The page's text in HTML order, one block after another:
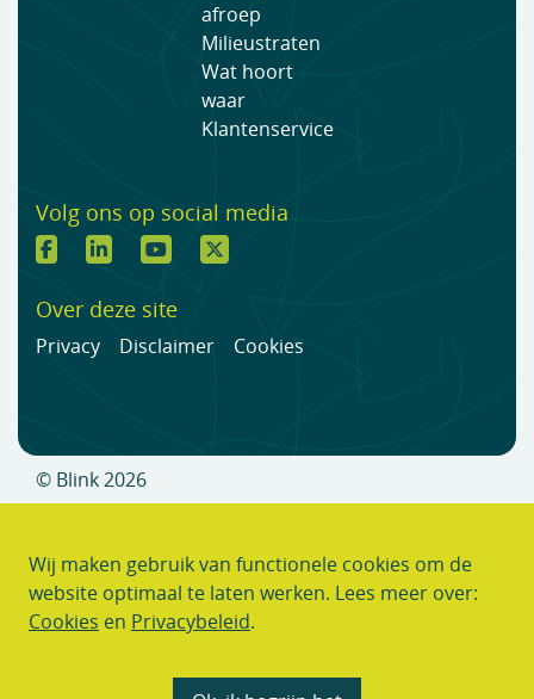
Wij maken gebruik van functionele cookies om de
website optimaal te laten werken. Lees meer over:
Cookies en Privacybeleid.
afroep
Milieustraten
Wat hoort
waar
Klantenservice
Volg ons op social media
Over deze site
Privacy Disclaimer Cookies
© Blink 2026